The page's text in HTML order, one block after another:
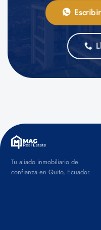
Tu aliado inmobiliario de
confianza en Quito, Ecuador.